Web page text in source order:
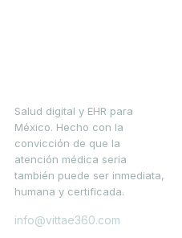
Salud digital y EHR para
México. Hecho con la
convicción de que la
atención médica seria
también puede ser inmediata,
humana y certificada.
info@vittae360.com